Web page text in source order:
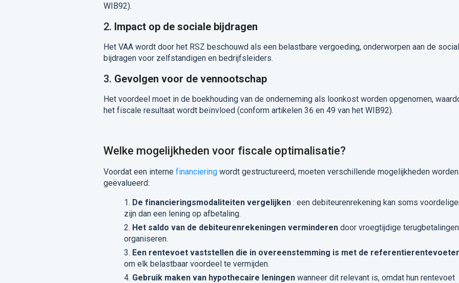
WIB92).
2. Impact op de sociale bijdragen
Het VAA wordt door het RSZ beschouwd als een belastbare vergoeding, onderworpen aan de
bijdragen voor zelfstandigen en bedrijfsleiders.
3. Gevolgen voor de vennootschap
Het voordeel moet in de boekhouding van de onderneming als loonkost worden opgenomen,
het fiscale resultaat wordt beïnvloed (conform artikelen 36 en 49 van het WIB92).
Welke mogelijkheden voor fiscale optimalisatie?
Voordat een interne financieringwordt gestructureerd, moeten verschillende mogelijkheden worden
geëvalueerd:
De financieringsmodaliteiten vergelijken: een debiteurenrekening kan soms
zijn dan een lening op afbetaling.
Het saldo van de debiteurenrekeningen verminderendoor vroegtijdige
organiseren.
Een rentevoet vaststellen die in overeenstemming is met de
om elk belastbaar voordeel te vermijden.
Gebruik maken van hypothecaire leningenwanneer dit relevant is, omdat hun rentevoet